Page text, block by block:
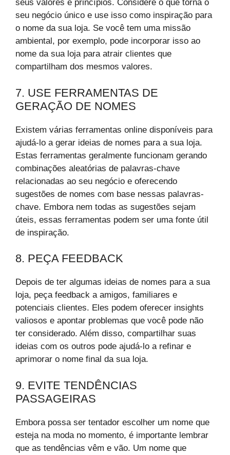
seus valores e princípios. Considere o que torna o
seu negócio único e use isso como inspiração para
o nome da sua loja. Se você tem uma missão
ambiental, por exemplo, pode incorporar isso ao
nome da sua loja para atrair clientes que
compartilham dos mesmos valores.
7. USE FERRAMENTAS DE
GERAÇÃO DE NOMES
Existem várias ferramentas online disponíveis para
ajudá-lo a gerar ideias de nomes para a sua loja.
Estas ferramentas geralmente funcionam gerando
combinações aleatórias de palavras-chave
relacionadas ao seu negócio e oferecendo
sugestões de nomes com base nessas palavras-
chave. Embora nem todas as sugestões sejam
úteis, essas ferramentas podem ser uma fonte útil
de inspiração.
8. PEÇA FEEDBACK
Depois de ter algumas ideias de nomes para a sua
loja, peça feedback a amigos, familiares e
potenciais clientes. Eles podem oferecer insights
valiosos e apontar problemas que você pode não
ter considerado. Além disso, compartilhar suas
ideias com os outros pode ajudá-lo a refinar e
aprimorar o nome final da sua loja.
9. EVITE TENDÊNCIAS
PASSAGEIRAS
Embora possa ser tentador escolher um nome que
esteja na moda no momento, é importante lembrar
que as tendências vêm e vão. Um nome que